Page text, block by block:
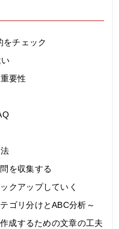
をチェック
要性
を収集する
クアップしていく
ゴリ分けとABC分析～
成するための文章の工夫